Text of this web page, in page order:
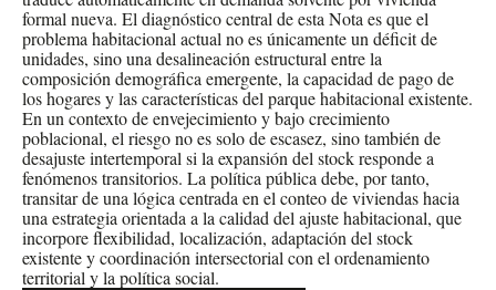
formal nueva. El diagnóstico central de esta Nota es que el
problema habitacional actual no es únicamente un déficit de
unidades, sino una desalineación estructural entre la
composición demográfica emergente, la capacidad de pago de
los hogares y las características del parque habitacional existente.
En un contexto de envejecimiento y bajo crecimiento
poblacional, el riesgo no es solo de escasez, sino también de
desajuste intertemporal si la expansión del stock responde a
fenómenos transitorios. La política pública debe, por tanto,
transitar de una lógica centrada en el conteo de viviendas hacia
una estrategia orientada a la calidad del ajuste habitacional, que
incorpore flexibilidad, localización, adaptación del stock
existente y coordinación intersectorial con el ordenamiento
territorial y la política social.